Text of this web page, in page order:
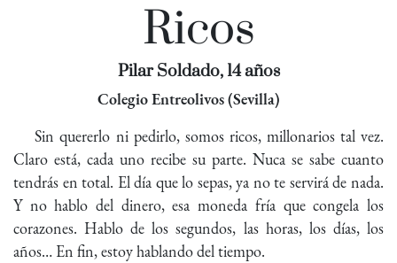
Ricos
Pilar Soldado, 14 años
Colegio Entreolivos (Sevilla)
Sin quererlo ni pedirlo, somos ricos, millonarios tal vez.
Claro está, cada uno recibe su parte. Nuca se sabe cuanto
tendrás en total. El día que lo sepas, ya no te servirá de nada.
Y no hablo del dinero, esa moneda fría que congela los
corazones. Hablo de los segundos, las horas, los días, los
años… En fin, estoy hablando del tiempo.